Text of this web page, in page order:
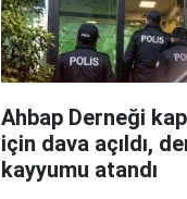
Ahbap Derneği
için dava açıldı,
kayyumu atandı